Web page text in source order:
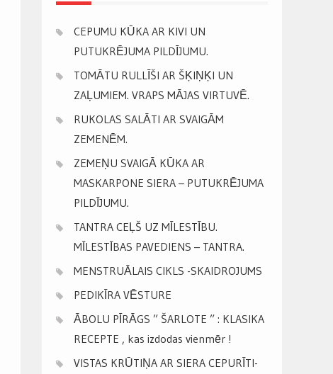
CEPUMU KŪKA AR KIVI UN
PUTUKRĒJUMA PILDĪJUMU.
TOMĀTU RULLĪŠI AR ŠĶIŅĶI UN
ZAĻUMIEM. VRAPS MĀJAS VIRTUVĒ.
RUKOLAS SALĀTI AR SVAIGĀM
ZEMENĒM.
ZEMEŅU SVAIGĀ KŪKA AR
MASKARPONE SIERA – PUTUKRĒJUMA
PILDĪJUMU.
TANTRA CEĻŠ UZ MĪLESTĪBU.
MĪLESTĪBAS PAVEDIENS – TANTRA.
MENSTRUĀLAIS CIKLS -SKAIDROJUMS
PEDIKĪRA VĒSTURE
ĀBOLU PĪRĀGS ” ŠARLOTE ” : KLASIKA
RECEPTE , kas izdodas vienmēr !
VISTAS KRŪTIŅA AR SIERA CEPURĪTI-